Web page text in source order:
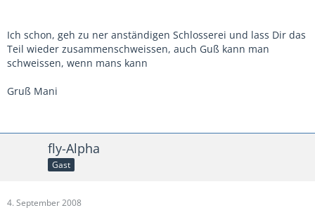
Ich schon, geh zu ner anständigen Schlosserei und lass Dir das
Teil wieder zusammenschweissen, auch Guß kann man
schweissen, wenn mans kann
Gruß Mani
fly-Alpha
Gast
4. September 2008